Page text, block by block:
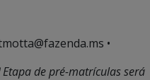
•
de pré-matrículas será